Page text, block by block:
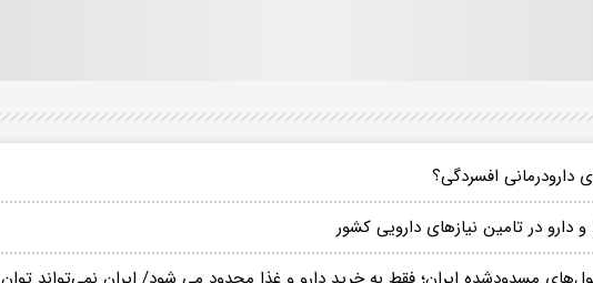
دارودرمانی افسردگی؟
دارو در تامین نیازهای دارویی کشور